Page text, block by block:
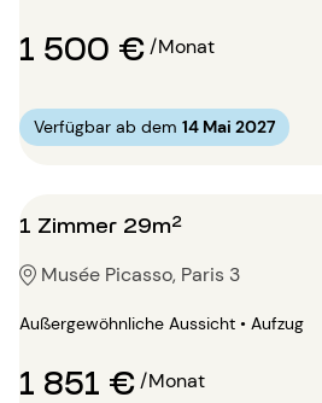
1 500 €/Monat
Verfügbar ab dem 14 Mai 2027
1 Zimmer 29m²
Musée Picasso, Paris 3
Außergewöhnliche Aussicht • Aufzug
1 851 €/Monat